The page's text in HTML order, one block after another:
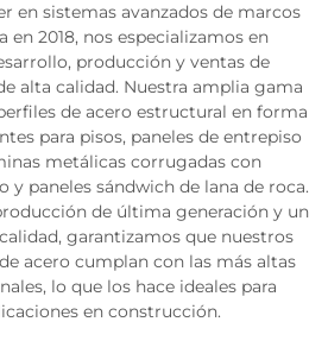
en sistemas avanzados de marcos
en 2018, nos especializamos en
producción y ventas de
alta calidad. Nuestra amplia gama
de acero estructural en forma
para pisos, paneles de entrepiso
metálicas corrugadas con
paneles sándwich de lana de roca.
de última generación y un
garantizamos que nuestros
acero cumplan con las más altas
lo que los hace ideales para
en construcción.